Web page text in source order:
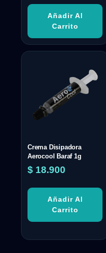
Añadir Al
Carrito
Crema Disipadora
Aerocool Baraf 1g
$ 18.900
Añadir Al
Carrito